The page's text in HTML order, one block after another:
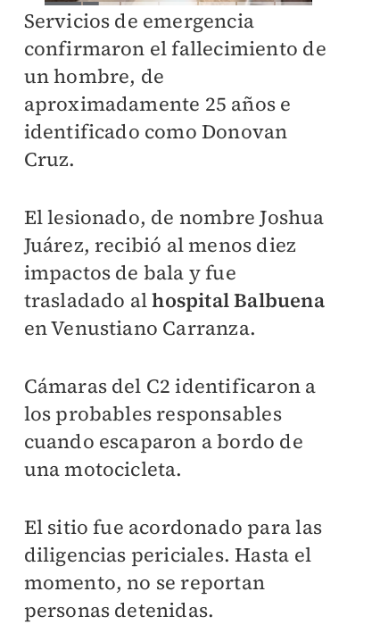
Servicios de emergencia
confirmaron el fallecimiento de
un hombre, de
aproximadamente 25 años e
identificado como Donovan
Cruz.
El lesionado, de nombre Joshua
Juárez, recibió al menos diez
impactos de bala y fue
trasladado alhospital Balbuena
en Venustiano Carranza.
Cámaras del C2 identificaron a
los probables responsables
cuando escaparon a bordo de
una motocicleta.
El sitio fue acordonado para las
diligencias periciales. Hasta el
momento, no se reportan
personas detenidas.